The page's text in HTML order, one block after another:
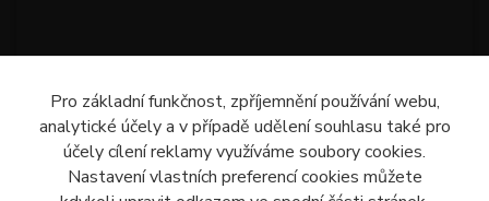
Pro základní funkčnost, zpříjemnění používání webu,
analytické účely a v případě udělení souhlasu také pro
účely cílení reklamy využíváme soubory cookies.
Nastavení vlastních preferencí cookies můžete